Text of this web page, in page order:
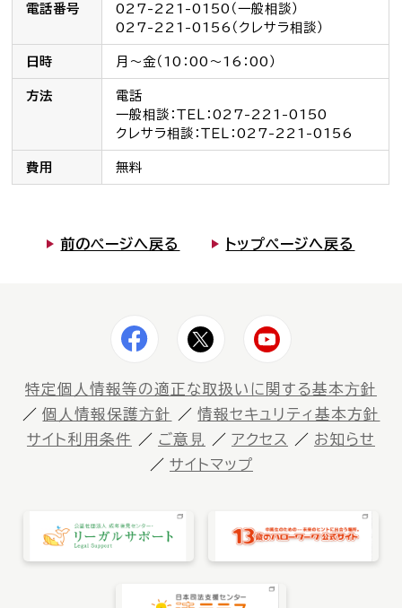
電話番号
027-221-0150（一般相談）
027-221-0156（クレサラ相談）
日時 月～金（10：00～16：00）
方法
電話
一般相談：ＴＥＬ：027-221-0150
クレサラ相談：ＴＥＬ：027-221-0156
費用 無料
前のページへ戻る トップページへ戻る
特定個⼈情報等の適正な取扱いに関する基本⽅針
個⼈情報保護⽅針
情報セキュリティ基本方針
サイト利⽤条件
ご意⾒ アクセス
お知らせ
サイトマップ